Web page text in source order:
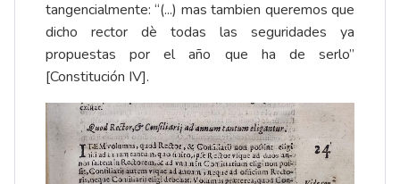
tangencialmente: “(...) mas tambien queremos que
dicho rector dè todas las seguridades ya
propuestas por el año que ha de serlo”
[Constitución IV].